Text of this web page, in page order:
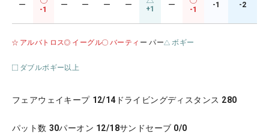
ー
-1
ー ー ー ー +1 ー
-1
-1 -2
アルバトロス イーグル バーティ ー パー ボギー
ダブルボギー以上
フェアウェイキープ 12/14 ドライビングディスタンス 280
パット数 30パーオン 12/18サンドセーブ 0/0